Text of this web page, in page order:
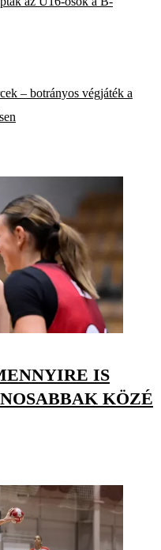
– botrányos végjáték a
IS
KÖZÉ